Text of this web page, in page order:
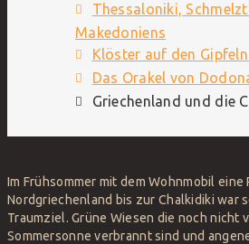
Thessaloniki,
Makedoniens
Klöster auf den
Das Orakel von
Griechenland und die
Im Frühsommer mit dem Wohnmobil eine
Nordgriechenland bis zur Chalkidiki war
Traumziel. Grüne Wiesen die noch nicht
Sommersonne verbrannt sind und